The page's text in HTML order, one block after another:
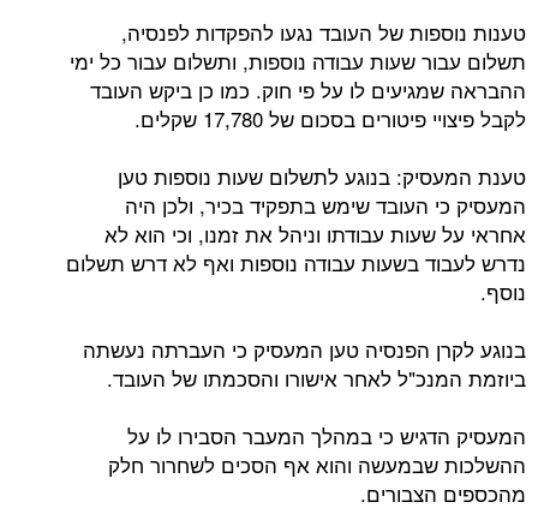
טענות נוספות של העובד נגעו להפקדות לפנסיה,
תשלום עבור שעות עבודה נוספות, ותשלום עבור כל ימי
ההבראה שמגיעים לו על פי חוק. כמו כן ביקש העובד
לקבל פיצויי פיטורים בסכום של 17,780 שקלים.
טענת המעסיק: בנוגע לתשלום שעות נוספות טען
המעסיק כי העובד שימש בתפקיד בכיר, ולכן היה
אחראי על שעות עבודתו וניהל את זמנו, וכי הוא לא
נדרש לעבוד בשעות עבודה נוספות ואף לא דרש תשלום
נוסף.
בנוגע לקרן הפנסיה טען המעסיק כי העברתה נעשתה
ביוזמת המנכ"ל לאחר אישורו והסכמתו של העובד.
המעסיק הדגיש כי במהלך המעבר הסבירו לו על
ההשלכות שבמעשה והוא אף הסכים לשחרור חלק
מהכספים הצבורים.